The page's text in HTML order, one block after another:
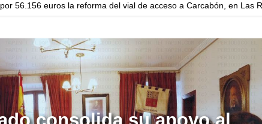
euros la reforma del vial de acceso a Carcabón, en Las Regueras